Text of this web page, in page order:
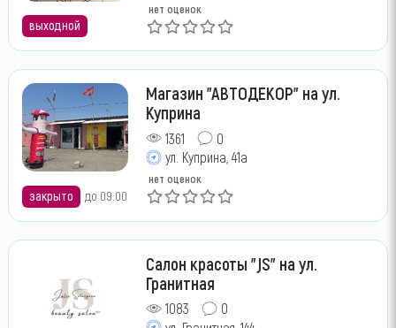
выходной
нет оценок
закрыто до 09:00
Магазин "АВТОДЕКОР" на ул.
Куприна
1361
0
ул. Куприна, 41а
нет оценок
Салон красоты "JS" на ул.
Гранитная
1083
0